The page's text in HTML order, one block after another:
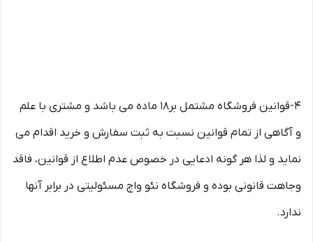
۴-قوانین فروشگاه مشتمل بر18 ماده می باشد و مشتری با علم
و آگاهی از تمام قوانین نسبت به ثبت سفارش و خرید اقدام می
نماید و لذا هر گونه ادعایی در خصوص عدم اطلاع از قوانین، فاقد
وجاهت قانونی بوده و فروشگاه نئو واچ مسئولیتی در برابر آنها
ندارد.